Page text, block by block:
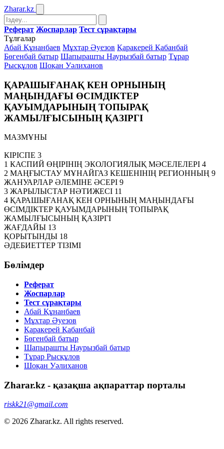
Zharar.kz
Реферат Жоспарлар Тест сұрақтары
Тұлғалар
Абай Құнанбаев Мұхтар Әуезов Қаракерей Қабанбай
Бөгенбай батыр Шапырашты Наурызбай батыр Тұрар
Рысқұлов Шоқан Уәлиханов
ҚАРАШЫҒАНАҚ КЕН ОРНЫНЫҢ
МАҢЫНДАҒЫ ӨСІМДІКТЕР
ҚАУЫМДАРЫНЫҢ ТОПЫРАҚ
ЖАМЫЛҒЫСЫНЫҢ ҚАЗІРГІ
МАЗМҰНЫ
КІРІСПЕ 3
1 КАСПИЙ ӨҢІРІНІҢ ЭКОЛОГИЯЛЫҚ МӘСЕЛЕЛЕРІ 4
2 МАҢҒЫСТАУ МҰНАЙГАЗ КЕШЕНІНІҢ РЕГИОННЫҢ 9
ЖАНУАРЛАР ӘЛЕМІНЕ ӘСЕРІ 9
3 ЖАРЫЛЫСТАР НӘТИЖЕСІ 11
4 ҚАРАШЫҒАНАҚ КЕН ОРНЫНЫҢ МАҢЫНДАҒЫ
ӨСІМДІКТЕР ҚАУЫМДАРЫНЫҢ ТОПЫРАҚ
ЖАМЫЛҒЫСЫНЫҢ ҚАЗІРГІ
ЖАҒДАЙЫ 13
ҚОРЫТЫНДЫ 18
ӘДЕБИЕТТЕР ТІЗІМІ
Бөлімдер
Реферат
Жоспарлар
Тест сұрақтары
Абай Құнанбаев
Мұхтар Әуезов
Қаракерей Қабанбай
Бөгенбай батыр
Шапырашты Наурызбай батыр
Тұрар Рысқұлов
Шоқан Уәлиханов
Zharar.kz - қазақша ақпараттар порталы
riskk21@gmail.com
© 2026 Zharar.kz. All rights reserved.